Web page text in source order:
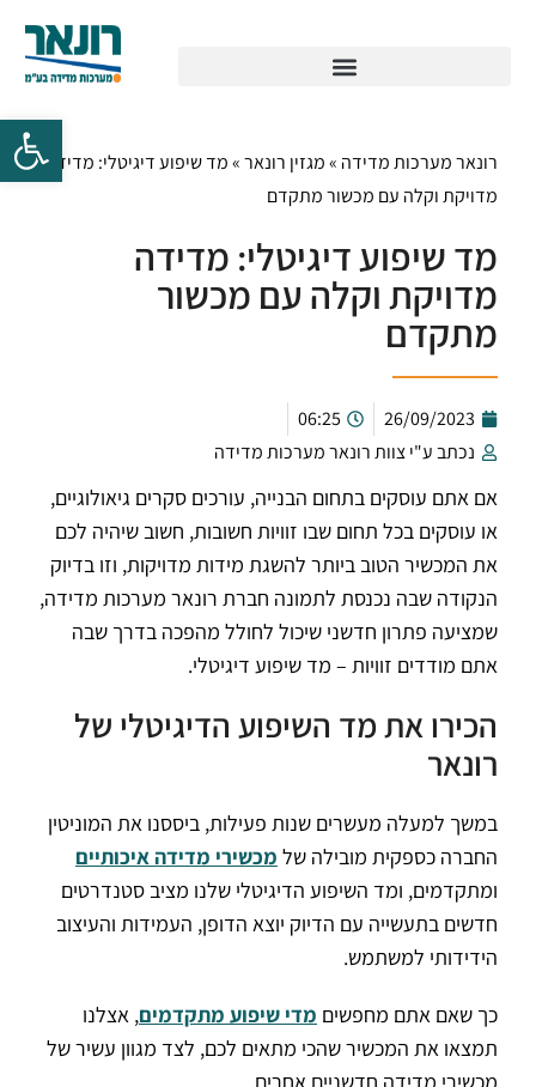
רונאר מערכות מדידה »מגזין רונאר»מד שיפוע דיגיטלי: מדידה
מדויקת וקלה עם מכשור מתקדם
מד שיפוע דיגיטלי: מדידה
מדויקת וקלה עם מכשור
מתקדם
26/09/2023
06:25
נכתב ע"י צוות רונאר מערכות מדידה
אם אתם עוסקים בתחום הבנייה, עורכים סקרים גיאולוגיים,
או עוסקים בכל תחום שבו זוויות חשובות, חשוב שיהיה לכם
את המכשיר הטוב ביותר להשגת מידות מדויקות, וזו בדיוק
הנקודה שבה נכנסת לתמונה חברת רונאר מערכות מדידה,
שמציעה פתרון חדשני שיכול לחולל מהפכה בדרך שבה
אתם מודדים זוויות – מד שיפוע דיגיטלי.
הכירו את מד השיפוע הדיגיטלי של
רונאר
במשך למעלה מעשרים שנות פעילות, ביססנו את המוניטין
החברה כספקית מובילה של מכשירי מדידה איכותיים
ומתקדמים, ומד השיפוע הדיגיטלי שלנו מציב סטנדרטים
חדשים בתעשייה עם הדיוק יוצא הדופן, העמידות והעיצוב
הידידותי למשתמש.
כך שאם אתם מחפשים מדי שיפוע מתקדמים, אצלנו
תמצאו את המכשיר שהכי מתאים לכם, לצד מגוון עשיר של